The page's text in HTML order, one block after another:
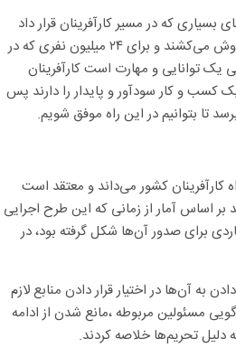
که در مسیر کارآفرینان قرار داد
تنها ۴۰۰ هزار کارآفرین در سطح خرد و کلان فعالیت می‌کنند و بار اقتصاد را به دوش می‌کشند و برای ۲۴ میلیون نفری که در
یک توانایی و مهارت است کارآفرینان
کسب و کار سودآور و پایدار را دارند پس
کارآفرینان کشور می‌داند و معتقد است
اساس آمار از زمانی که این طرح اجرایی
برای صدور آن‌ها شکل گرفته بود، در
به آن‌ها در اختیار قرار دادن منابع لازم
مسئولین مربوطه ،مانع شدن از ادامه
دلیل تحریم‌ها خلاصه کردند.